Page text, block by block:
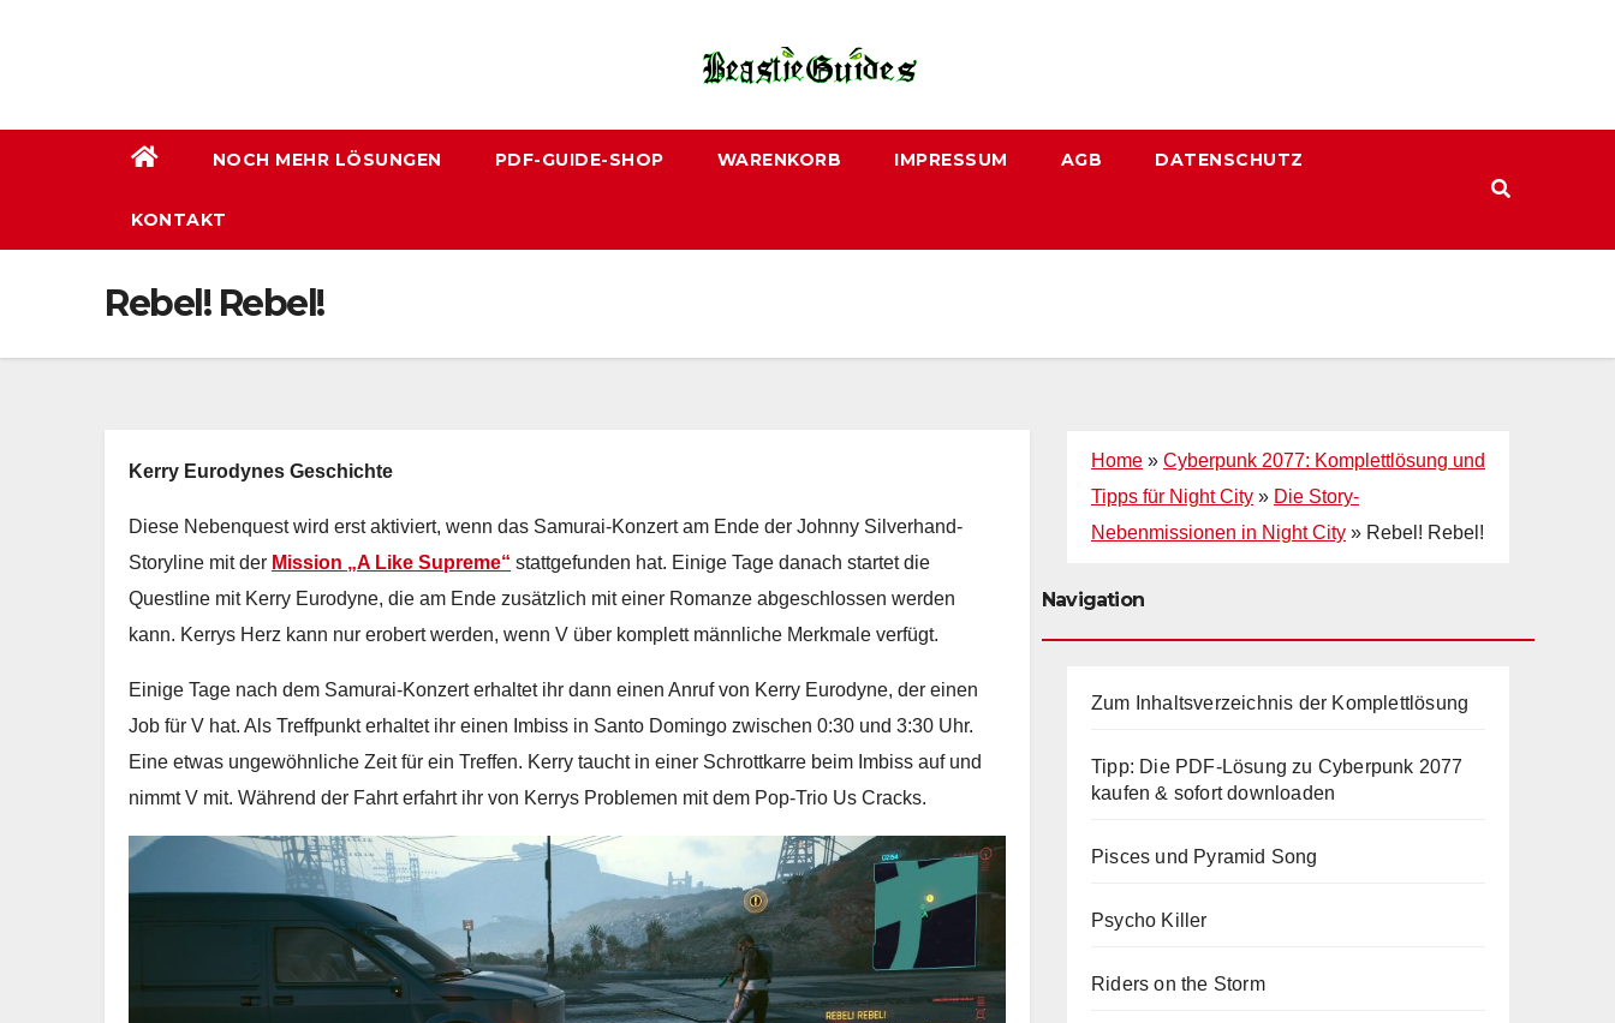
NOCH MEHR LÖSUNGEN PDF-GUIDE-SHOP WARENKORB IMPRESSUM AGB DATENSCHUTZ
KONTAKT
Rebel! Rebel!
Kerry Eurodynes Geschichte
Diese Nebenquest wird erst aktiviert, wenn das Samurai-Konzert am Ende der Johnny Silverhand-
Storyline mit der Mission „A Like Supreme“ stattgefunden hat. Einige Tage danach startet die
Questline mit Kerry Eurodyne, die am Ende zusätzlich mit einer Romanze abgeschlossen werden
kann. Kerrys Herz kann nur erobert werden, wenn V über komplett männliche Merkmale verfügt.
Einige Tage nach dem Samurai-Konzert erhaltet ihr dann einen Anruf von Kerry Eurodyne, der einen
Job für V hat. Als Treffpunkt erhaltet ihr einen Imbiss in Santo Domingo zwischen 0:30 und 3:30 Uhr.
Eine etwas ungewöhnliche Zeit für ein Treffen. Kerry taucht in einer Schrottkarre beim Imbiss auf und
nimmt V mit. Während der Fahrt erfahrt ihr von Kerrys Problemen mit dem Pop-Trio Us Cracks.
Home » Cyberpunk 2077: Komplettlösung und
Tipps für Night City » Die Story-
Nebenmissionen in Night City » Rebel! Rebel!
Navigation
Zum Inhaltsverzeichnis der Komplettlösung
Tipp: Die PDF-Lösung zu Cyberpunk 2077
kaufen & sofort downloaden
Pisces und Pyramid Song
Psycho Killer
Riders on the Storm